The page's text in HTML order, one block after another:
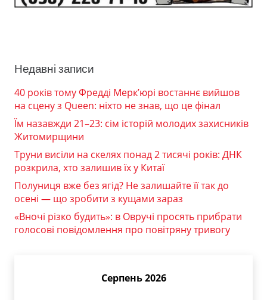
Недавні записи
40 років тому Фредді Мерк’юрі востаннє вийшов
на сцену з Queen: ніхто не знав, що це фінал
Їм назавжди 21–23: сім історій молодих захисників
Житомирщини
Труни висіли на скелях понад 2 тисячі років: ДНК
розкрила, хто залишив їх у Китаї
Полуниця вже без ягід? Не залишайте її так до
осені — що зробити з кущами зараз
«Вночі різко будить»: в Овручі просять прибрати
голосові повідомлення про повітряну тривогу
Серпень 2026